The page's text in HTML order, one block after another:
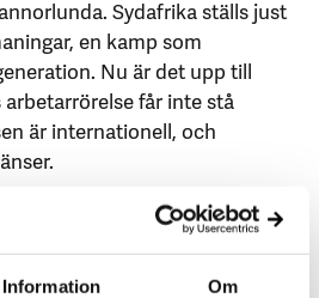
Information Om
Sydafrika ställs just
en kamp som
Nu är det upp till
får inte stå
är internationell, och
värld ska fortsätta
åt. Ingen är fri förrän alla är